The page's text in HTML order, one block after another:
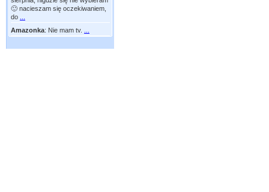
🙂 nacieszam się oczekiwaniem,
do
Amazonka: Nie mam tv.